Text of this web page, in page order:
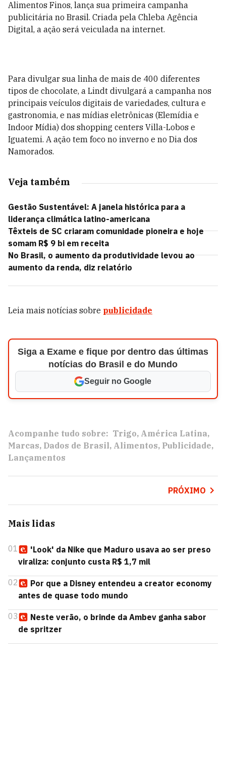
Alimentos Finos, lança sua primeira campanha
publicitária no Brasil. Criada pela Chleba Agência
Digital, a ação será veiculada na internet.
Para divulgar sua linha de mais de 400 diferentes
tipos de chocolate, a Lindt divulgará a campanha nos
principais veículos digitais de variedades, cultura e
gastronomia, e nas mídias eletrônicas (Elemídia e
Indoor Mídia) dos shopping centers Villa-Lobos e
Iguatemi. A ação tem foco no inverno e no Dia dos
Namorados.
Veja também
Gestão Sustentável: A janela histórica para a
liderança climática latino-americana
Têxteis de SC criaram comunidade pioneira e hoje
somam R$ 9 bi em receita
No Brasil, o aumento da produtividade levou ao
aumento da renda, diz relatório
Leia mais notícias sobre publicidade
Siga a Exame e fique por dentro das últimas
notícias do Brasil e do Mundo
Seguir no Google
Acompanhe tudo sobre: Trigo América Latina
Marcas Dados de Brasil Alimentos Publicidade
Lançamentos
PRÓXIMO
Mais lidas
01
'Look' da Nike que Maduro usava ao ser preso
viraliza: conjunto custa R$ 1,7 mil
02
Por que a Disney entendeu a creator economy
antes de quase todo mundo
03
Neste verão, o brinde da Ambev ganha sabor
de spritzer